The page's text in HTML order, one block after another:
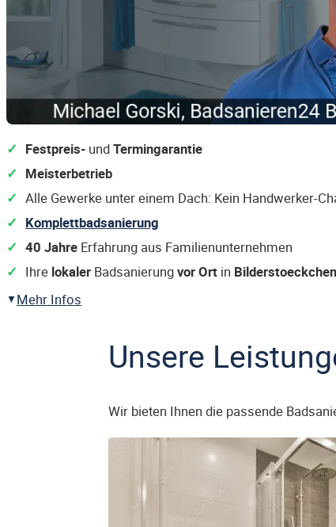
Festpreis- undTermingarantie
Meisterbetrieb
Alle Gewerke unter einem Dach: Kein Handwerker-
Komplettbadsanierung
40 Jahre Erfahrung aus Familienunternehmen
Ihre lokaler Badsanierungvor Ort in Bilderstoeckchen
Mehr Infos
Unsere
Wir bieten Ihnen die passende